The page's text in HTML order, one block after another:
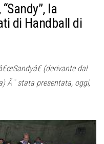
la
di Handball di
(derivante dal
Ã¨ stata presentata, oggi,